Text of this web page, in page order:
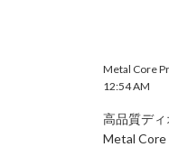
Metal Core
12:54 AM
高品質デ
Metal